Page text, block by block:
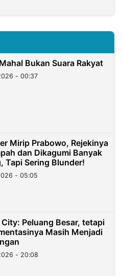
Bukan Suara Rakyat
- 00:37
Mirip Prabowo, Rejekinya
dan Dikagumi Banyak
Tapi Sering Blunder!
- 05:05
Peluang Besar, tetapi
Masih Menjadi
- 20:08